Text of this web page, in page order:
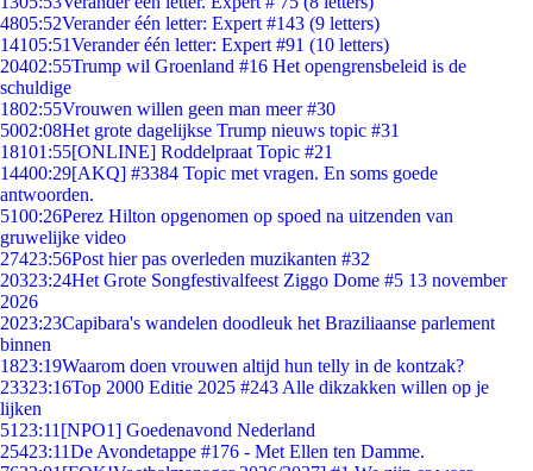
4805:52Verander één letter: Expert #143 (9 letters)
14105:51Verander één letter: Expert #91 (10 letters)
20402:55Trump wil Groenland #16 Het opengrensbeleid is de
schuldige
1802:55Vrouwen willen geen man meer #30
5002:08Het grote dagelijkse Trump nieuws topic #31
18101:55[ONLINE] Roddelpraat Topic #21
14400:29[AKQ] #3384 Topic met vragen. En soms goede
antwoorden.
5100:26Perez Hilton opgenomen op spoed na uitzenden van
gruwelijke video
27423:56Post hier pas overleden muzikanten #32
20323:24Het Grote Songfestivalfeest Ziggo Dome #5 13 november
2026
2023:23Capibara's wandelen doodleuk het Braziliaanse parlement
binnen
1823:19Waarom doen vrouwen altijd hun telly in de kontzak?
23323:16Top 2000 Editie 2025 #243 Alle dikzakken willen op je
lijken
51 23:11 [NPO1] Goedenavond Nederland
25423:11De Avondetappe #176 - Met Ellen ten Damme.